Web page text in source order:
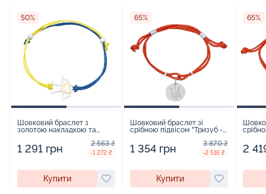
50%
Шовковий браслет з
золотою накладкою та
1520404
1 291 грн 2 563 ₴
-1 272 ₴
Купити
65%
Шовковий браслет зі
срібною підвісом "Тризуб -
1 354 грн 3 870 ₴
-2 516 ₴
Купити
65%
2